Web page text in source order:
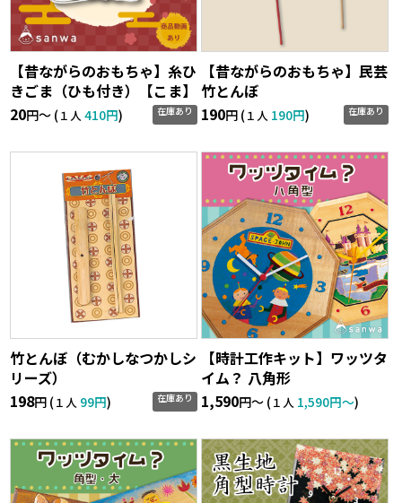
【昔ながらのおもちゃ】糸ひ
きごま（ひも付き）【こま】
20円〜 (１人410円) 在庫あり
【昔ながらのおもちゃ】民芸
竹とんぼ
190円 (１人 190円) 在庫あり
竹とんぼ（むかしなつかしシ
リーズ）
198円 (１人 99円) 在庫あり
【時計工作キット】ワッツタ
イム？ 八角形
1,590円〜 (１人 1,590円〜)